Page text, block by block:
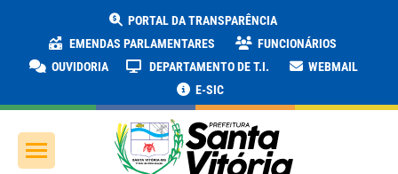
PORTAL DA TRANSPARÊNCIA
EMENDAS PARLAMENTARES
FUNCIONÁRIOS
OUVIDORIA
DEPARTAMENTO DE T.I.
WEBMAIL
E-SIC